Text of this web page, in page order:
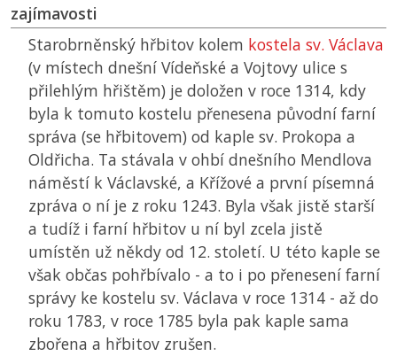
zajímavosti
Starobrněnský hřbitov kolem kostela sv. Václava
(v místech dnešní Vídeňské a Vojtovy ulice s
přilehlým hřištěm) je doložen v roce 1314, kdy
byla k tomuto kostelu přenesena původní farní
správa (se hřbitovem) od kaple sv. Prokopa a
Oldřicha. Ta stávala v ohbí dnešního Mendlova
náměstí k Václavské, a Křížové a první písemná
zpráva o ní je z roku 1243. Byla však jistě starší
a tudíž i farní hřbitov u ní byl zcela jistě
umístěn už někdy od 12. století. U této kaple se
však občas pohřbívalo - a to i po přenesení farní
správy ke kostelu sv. Václava v roce 1314 - až do
roku 1783, v roce 1785 byla pak kaple sama
zbořena a hřbitov zrušen.